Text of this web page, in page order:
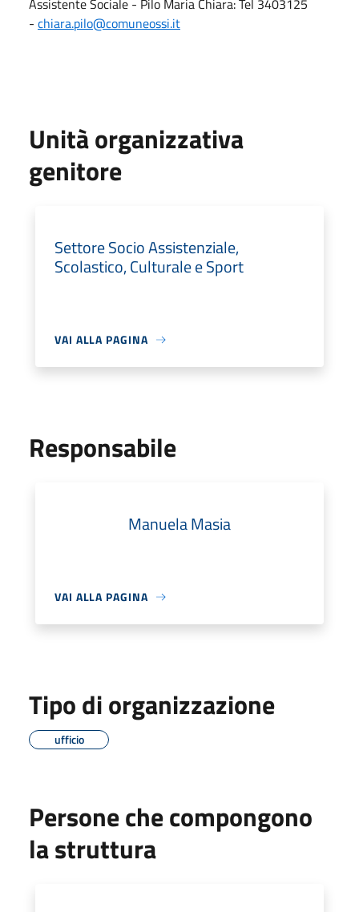
Assistente Sociale - Pilo Maria Chiara: Tel 3403125
- chiara.pilo@comuneossi.it
Unità organizzativa
genitore
Settore Socio Assistenziale,
Scolastico, Culturale e Sport
VAI ALLA PAGINA
Responsabile
Manuela Masia
VAI ALLA PAGINA
Tipo di organizzazione
ufficio
Persone che compongono
la struttura